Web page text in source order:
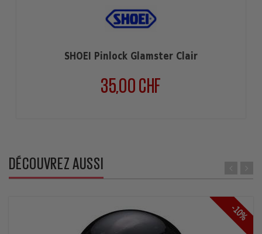
SHOEI Pinlock Glamster Clair
35,00 CHF
DÉCOUVREZ AUSSI
-10%